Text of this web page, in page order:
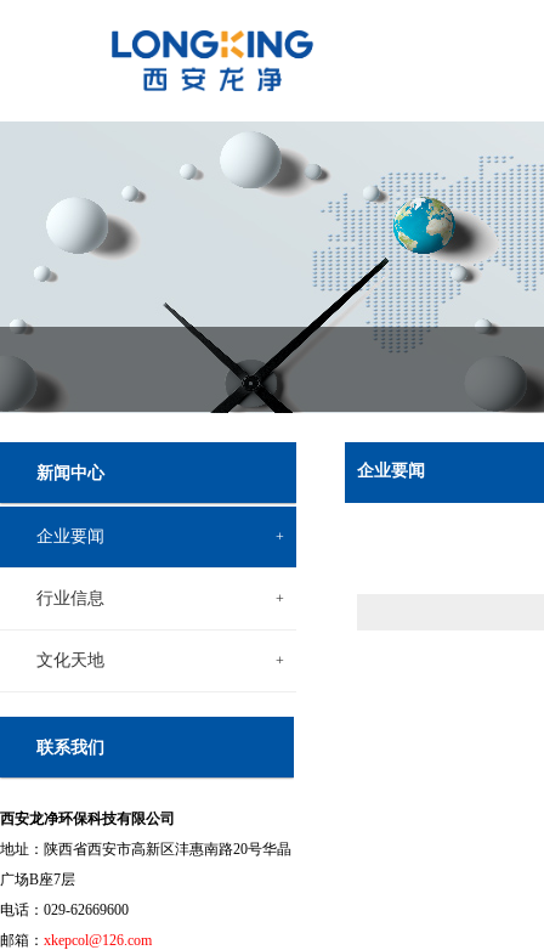
新闻中心
企业要闻 +
行业信息 +
文化天地 +
联系我们
西安龙净环保科技有限公司
地址：陕西省西安市高新区沣惠南路20号华晶
广场B座7层
电话：029-62669600
邮箱： xkepcol@126.com
企业要闻